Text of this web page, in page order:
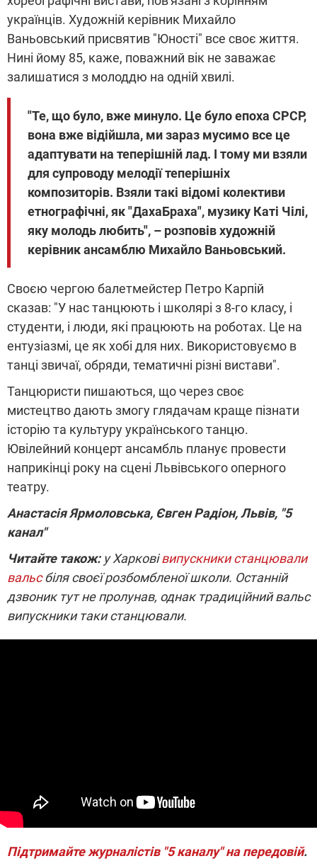
українців. Художній керівник Михайло
Ваньовський присвятив "Юності" все своє життя.
Нині йому 85, каже, поважний вік не заважає
залишатися з молоддю на одній хвилі.
"Те, що було, вже минуло. Це було епоха СРСР,
вона вже відійшла, ми зараз мусимо все це
адаптувати на теперішній лад. І тому ми взяли
для супроводу мелодії теперішніх
композиторів. Взяли такі відомі колективи
етнографічні, як "ДахаБраха", музику Каті Чілі,
яку молодь любить", – розповів художній
керівник ансамблю Михайло Ваньовський.
Своєю чергою балетмейстер Петро Карпій
сказав: "У нас танцюють і школярі з 8-го класу, і
студенти, і люди, які працюють на роботах. Це на
ентузіазмі, це як хобі для них. Використовуємо в
танці звичаї, обряди, тематичні різні вистави".
Танцюристи пишаються, що через своє
мистецтво дають змогу глядачам краще пізнати
історію та культуру українського танцю.
Ювілейний концерт ансамбль планує провести
наприкінці року на сцені Львівського оперного
театру.
Анастасія Ярмоловська, Євген Радіон, Львів, "5
канал"
Читайте також: уХарковівипускники станцювали
вальсбіля своєї розбомбленої школи. Останній
дзвоник тут не пролунав, однак традиційний вальс
випускники таки станцювали.
Підтримайте журналістів "5 каналу" на передовій.